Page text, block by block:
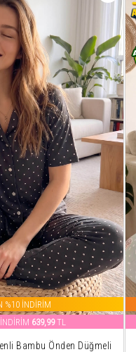
%10 İNDİRİM
639,99TL
Bambu Önden Düğmeli